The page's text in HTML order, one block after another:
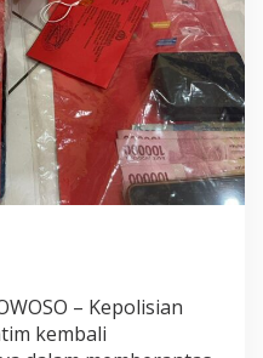
– Kepolisian
kembali